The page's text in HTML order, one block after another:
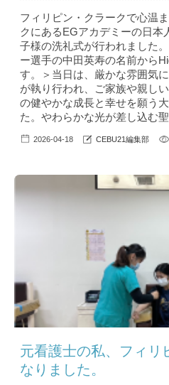
フィリピン・クラークで心温
クにあるEGアカデミーの日本
子様の洗礼式が行われました
ー選手の中田英寿の名前から
す。＞当日は、厳かな雰囲気
が執り行われ、ご家族や親し
の健やかな成長と幸せを願う
た。やわらかな光が差し込む
2026-04-18 CEBU21編集部
元看護士の私、フィリ
なりました。